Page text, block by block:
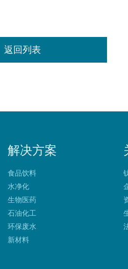
返回列表
解决方案
食品饮料
水净化
生物医药
石油化工
环保废水
新材料